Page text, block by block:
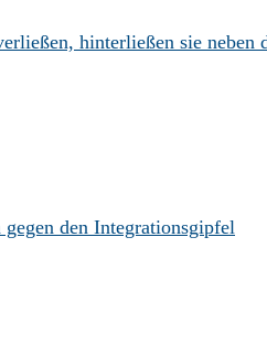
hinterließen sie neben
den Integrationsgipfel